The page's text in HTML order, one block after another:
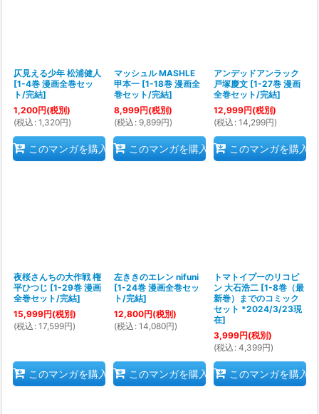
仄見える少年 松浦健人
[1-4巻 漫画全巻セッ
ト/完結]
1,200円(税別)
(税込 : 1,320円)
このマンガを購入
マッシュル MASHLE
甲本一 [1-18巻 漫画全
巻セット/完結]
8,999円(税別)
(税込 : 9,899円)
このマンガを購入
アンデッドアンラック
戸塚慶文 [1-27巻 漫画
全巻セット/完結]
12,999円(税別)
(税込 : 14,299円)
このマンガを購入
夜桜さんちの大作戦 権
平ひつじ [1-29巻 漫画
全巻セット/完結]
15,999円(税別)
(税込 : 17,599円)
このマンガを購入
左ききのエレン nifuni
[1-24巻 漫画全巻セッ
ト/完結]
12,800円(税別)
(税込 : 14,080円)
このマンガを購入
トマトイプーのリコピ
ン 大石浩二 [1-8巻（最
新巻）までのコミック
セット *2024/3/23現
在]
3,999円(税別)
(税込 : 4,399円)
このマンガを購入